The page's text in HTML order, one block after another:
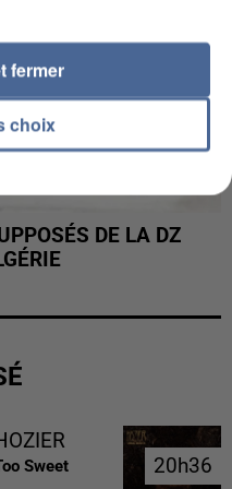
DE LA DZ
Sweet 20h36
20h36
choix
fermer